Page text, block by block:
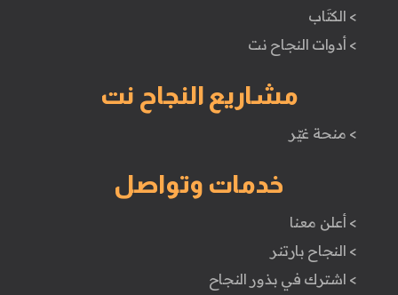
> الكتَاب
> أدوات النجاح نت
مشاريع النجاح نت
> منحة غيّر
خدمات وتواصل
> أعلن معنا
> النجاح بارتنر
> اشترك في بذور النجاح